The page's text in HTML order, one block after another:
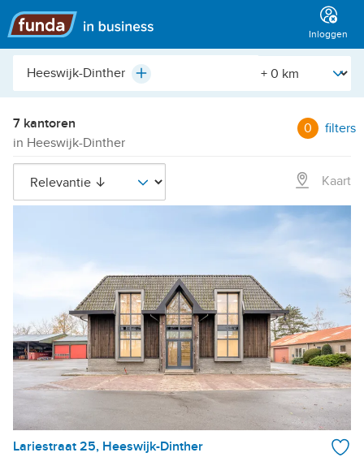
Hoofdmenu
Inloggen
Plaats,
etc.
Plus [Straal]
7 kantoren
in Heeswijk-Dinther
0 filters
Kaart
Lariestraat 25, Heeswijk-Dinther